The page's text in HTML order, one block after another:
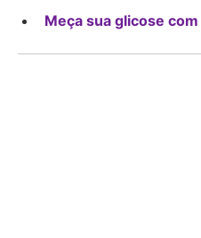
Meça sua glicose